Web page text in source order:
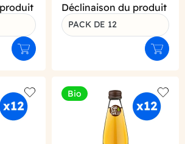
Ajouter au panier
Déclinaison du produit
PACK DE 12
Add to wishlist
Bio
Add